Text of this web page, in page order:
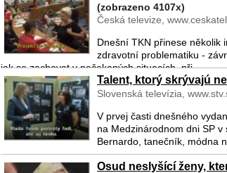
(zobrazeno 4107x)
Česká televize,
Dnešní TKN přinese několik
zdravotní problematiku -
jak se zachovat v nečekaných situacích, při ...
Talent, ktorý skrývajú
Slovenská televízia,
V prvej časti dnešného
na Medzinárodnom dni SP
Bernardo, tanečník, módna
Osud neslyšící ženy,